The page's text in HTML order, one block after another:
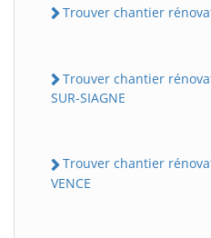
Trouver chantier
Trouver chantier
SUR-SIAGNE
Trouver chantier
VENCE